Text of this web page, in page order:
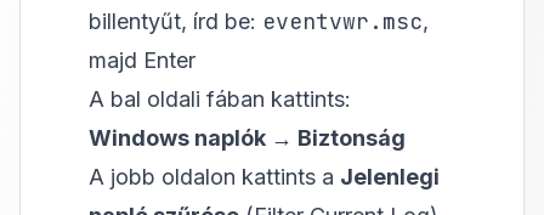
billentyűt, írd be: eventvwr.msc,
majd Enter
A bal oldali fában kattints:
Windows naplók → Biztonság
A jobb oldalon kattints a Jelenlegi